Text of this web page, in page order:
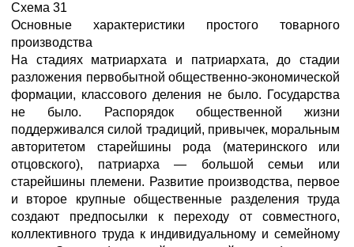
Схема 31
Основные характеристики простого товарного
производства
На стадиях матриархата и патриархата, до стадии
разложения первобытной общественно-экономической
формации, классового деления не было. Государства
не было. Распорядок общественной жизни
поддерживался силой традиций, привычек, моральным
авторитетом старейшины рода (материнского или
отцовского), патриарха — большой семьи или
старейшины племени. Развитие производства, первое
и второе крупные общественные разделения труда
создают предпосылки к переходу от совместного,
коллективного труда к индивидуальному и семейному